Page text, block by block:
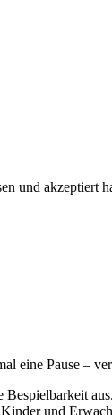
und akzeptiert
eine Pause –
und